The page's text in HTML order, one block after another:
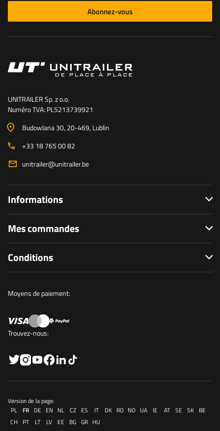
Abonnez-vous
UNITRAILER Sp. z o.o.
Numéro TVA: PL5213739921
Budowlana 30, 20-469, Lublin
+33 18 765 00 82
unitrailer@unitrailer.be
Informations
Mes commandes
Conditions
Moyens de paiement:
Trouvez-nous:
Version de la page:
PL
FR DE EN NL CZ ES IT DK RO NO UA IE AT SE SK BE
CH
PT LT LV EE BG GR HU